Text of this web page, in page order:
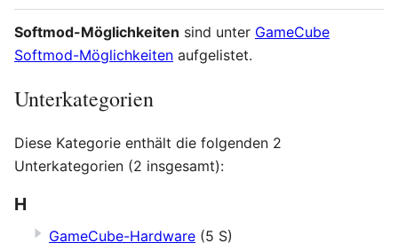
Softmod-Möglichkeiten sind unter GameCube
Softmod-Möglichkeiten aufgelistet.
Unterkategorien
Diese Kategorie enthält die folgenden 2
Unterkategorien (2 insgesamt):
H
GameCube-Hardware (5 S)